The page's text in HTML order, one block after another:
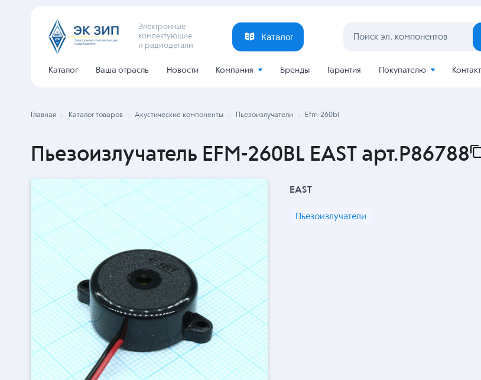
Электронные
комлектующие
и радиодетали
Каталог
Каталог Ваша отрасль Новости Компания Бренды Гарантия Покупателю
Главная Каталог товаров Акустические компоненты Пьезоизлучатели Efm-260bl
Пьезоизлучатель EFM-260BL EAST арт.P86788
EAST
Пьезоизлучатели